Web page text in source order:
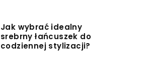
Jak wybrać idealny
srebrny łańcuszek do
codziennej stylizacji?